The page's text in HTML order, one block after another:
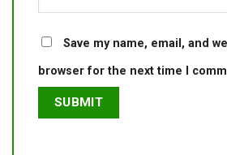
Save my name, email, and
browser for the next time I